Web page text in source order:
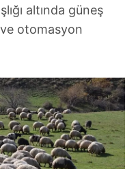
daha işlevsel
sizlere yönelik
amaçlarıyla
kullanılacaktır.
yer alan panel
ilişkin detaylı bilgi
Çerez Bilgilendirme
altında güneş
ve otomasyon